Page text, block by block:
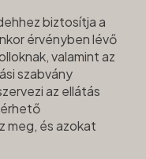
biztosítja a
érvényben lévő
valamint az
szabvány
az ellátás
meg, és azokat